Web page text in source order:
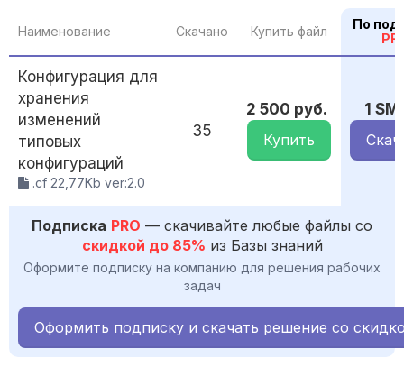
Наименование Скачано Купить файл
По
Конфигурация для
хранения
изменений
типовых
конфигураций
.cf 22,77Kb ver:2.0
35
2 500 руб.
Купить
1 SM
Подписка PRO — скачивайте любые файлы со
скидкой до 85% из Базы знаний
Оформите подписку на компанию для решения рабочих
задач
Оформить подписку и скачать решение со